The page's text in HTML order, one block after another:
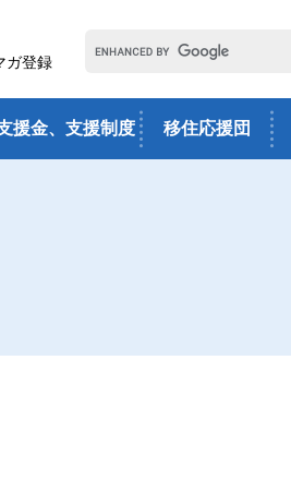
ガ登録
援金、支援制度 移住応援団